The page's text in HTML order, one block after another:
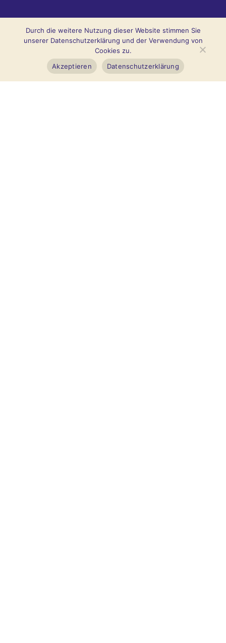
Durch die weitere Nutzung dieser Website stimmen Sie
unserer Datenschutzerklärung und der Verwendung von
Cookies zu.
Akzeptieren
Datenschutzerklärung